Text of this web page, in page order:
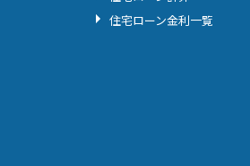
住宅ローン金利一覧